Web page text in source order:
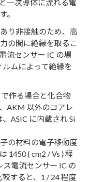
一次導体に流れる電
。
り非接触のため、高
の間に絶縁を取るこ
流センサー IC の場
ルムによって絶縁を
作る場合と化合物
AKM 以外のコアレ
ASIC に内蔵され Si
の材料の電子移動度
1450 ( cm2 / Vs ) 程
電流センサー IC の
すると、1 / 24 程度